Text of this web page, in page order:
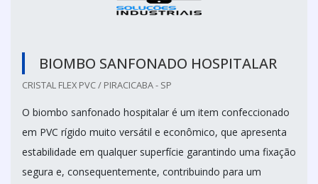
BIOMBO SANFONADO HOSPITALAR
CRISTAL FLEX PVC / PIRACICABA - SP
O biombo sanfonado hospitalar é um item confeccionado
em PVC rígido muito versátil e econômico, que apresenta
estabilidade em qualquer superfície garantindo uma fixação
segura e, consequentemente, contribuindo para um